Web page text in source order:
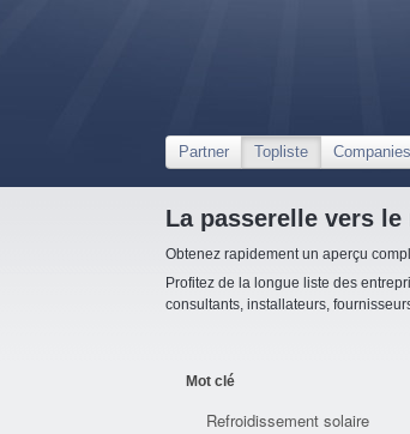
Partner Topliste
La passerelle vers
Obtenez rapidement un aperçu
Profitez de la longue liste des
consultants, installateurs,
Mot clé